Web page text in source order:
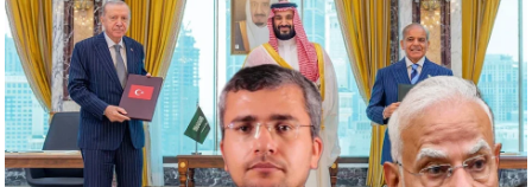
प
रा
ज
नी
ति
वि